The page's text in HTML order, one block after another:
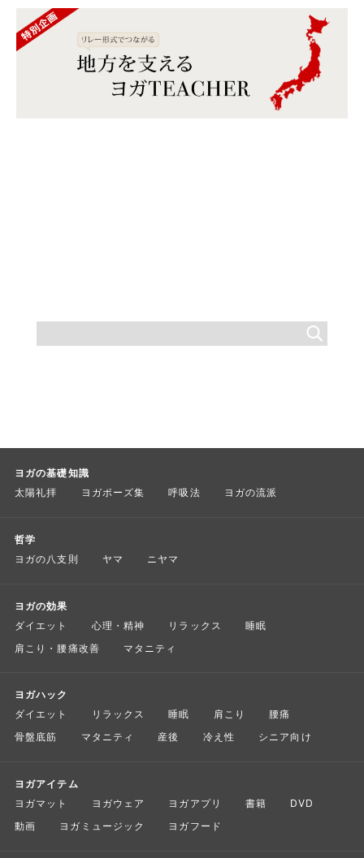
ヨガの基礎知識
太陽礼拝 ヨガポーズ集 呼吸法 ヨガの流派
哲学
ヨガの八支則 ヤマ ニヤマ
ヨガの効果
ダイエット 心理・精神 リラックス
睡眠
肩こり・腰痛改善
マタニティ
ヨガハック
ダイエット リラックス 睡眠 肩こり
腰痛
骨盤底筋
マタニティ 産後 冷え性 シニア向け
ヨガアイテム
ヨガマット ヨガウェア ヨガアプリ 書籍
DVD
動画
ヨガミュージック ヨガフード